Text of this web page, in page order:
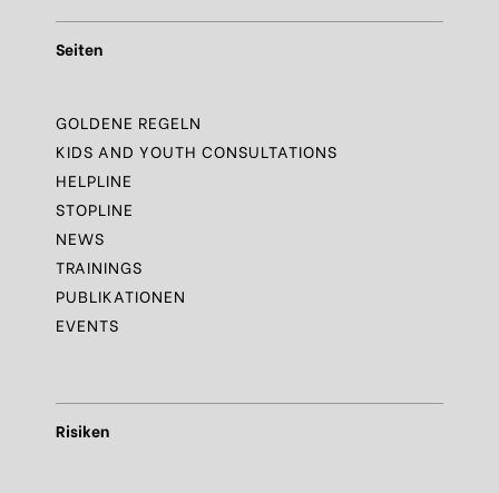
Seiten
GOLDENE REGELN
KIDS AND YOUTH CONSULTATIONS
HELPLINE
STOPLINE
NEWS
TRAININGS
PUBLIKATIONEN
EVENTS
Risiken